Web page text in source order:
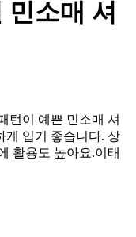
민소매 셔
턴이 예쁜 민소매 셔
게 입기 좋습니다. 상
활용도 높아요.이태